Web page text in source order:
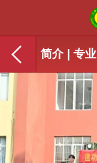
简介 专业